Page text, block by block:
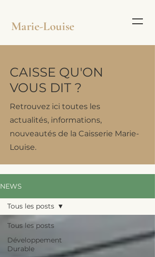
Marie-Louise
CAISSE QU'ON
VOUS DIT ?
Retrouvez ici toutes les
actualités, informations,
nouveautés de la Caisserie Marie-
Louise.
NEWS
Tous les posts
Développement
Durable
Tous les posts